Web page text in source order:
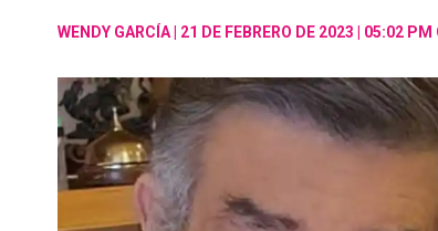
WENDY GARCÍA 21 DE FEBRERO DE 2023 | 05:02 PM